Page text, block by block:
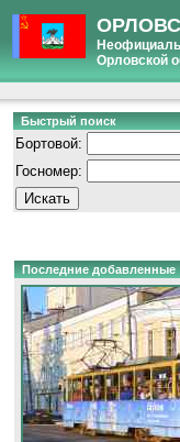
Орловской
Быстрый поиск
Бортовой:
Госномер:
Последние добавленные